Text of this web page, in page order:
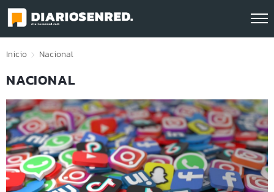
Click acá para ir directamente al contenido
Inicio Nacional
NACIONAL